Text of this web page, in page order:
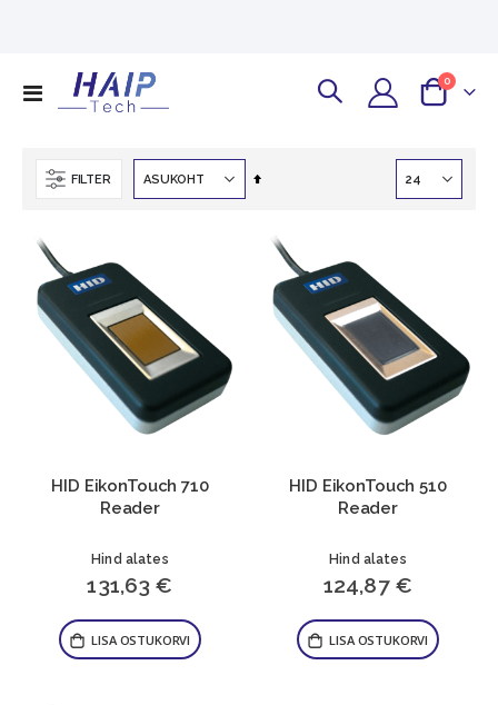
Toggle
Nav
Cart
0toodet
FILTER
Määra
HID EikonTouch 710
Reader
Hind alates
131,63 €
LISA OSTUKORVI
HID EikonTouch 510
Reader
Hind alates
124,87 €
LISA OSTUKORVI